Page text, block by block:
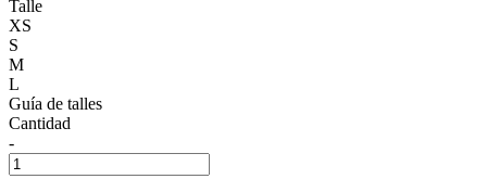
Talle
XS
S
M
L
Guía de talles
Cantidad
-